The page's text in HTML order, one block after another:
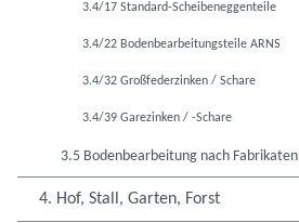
3.4/17 Standard-Scheibeneggenteile
3.4/22 Bodenbearbeitungsteile ARNS
3.4/32 Großfederzinken / Schare
3.4/39 Garezinken / -Schare
3.5 Bodenbearbeitung nach Fabrikaten
4. Hof, Stall, Garten, Forst